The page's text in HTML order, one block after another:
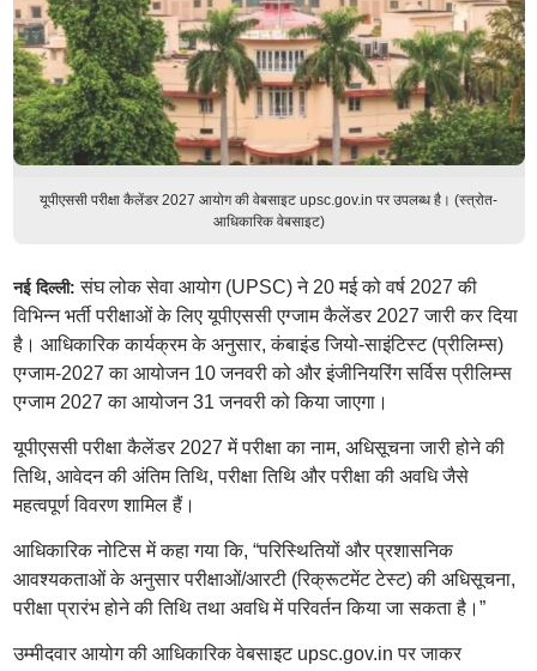
यूपीएससी परीक्षा कैलेंडर 2027 आयोग की वेबसाइट upsc.gov.in पर उपलब्ध है। (स्त्रोत-
आधिकारिक वेबसाइट)
नई दिल्ली:संघ लोक सेवा आयोग (UPSC) ने 20 मई को वर्ष 2027 की
विभिन्न भर्ती परीक्षाओं के लिए यूपीएससी एग्जाम कैलेंडर 2027 जारी कर दिया
है। आधिकारिक कार्यक्रम के अनुसार, कंबाइंड जियो-साइंटिस्ट (प्रीलिम्स)
एग्जाम-2027 का आयोजन 10 जनवरी को और इंजीनियरिंग सर्विस प्रीलिम्स
एग्जाम 2027 का आयोजन 31 जनवरी को किया जाएगा।
यूपीएससी परीक्षा कैलेंडर 2027 में परीक्षा का नाम, अधिसूचना जारी होने की
तिथि, आवेदन की अंतिम तिथि, परीक्षा तिथि और परीक्षा की अवधि जैसे
महत्वपूर्ण विवरण शामिल हैं।
आधिकारिक नोटिस में कहा गया कि, “परिस्थितियों और प्रशासनिक
आवश्यकताओं के अनुसार परीक्षाओं/आरटी (रिक्रूटमेंट टेस्ट) की अधिसूचना,
परीक्षा प्रारंभ होने की तिथि तथा अवधि में परिवर्तन किया जा सकता है।”
उम्मीदवार आयोग की आधिकारिक वेबसाइट upsc.gov.in पर जाकर